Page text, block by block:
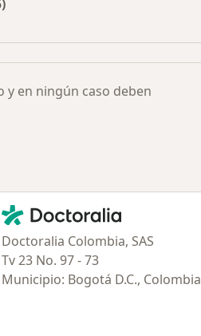
en ningún caso deben
Contacto
Doctoralia - Página de inicio
Doctoralia Colombia, SAS
Tv 23 No. 97 - 73
Municipio: Bogotá D.C., Colombia